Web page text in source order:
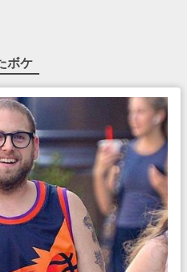
ボケ